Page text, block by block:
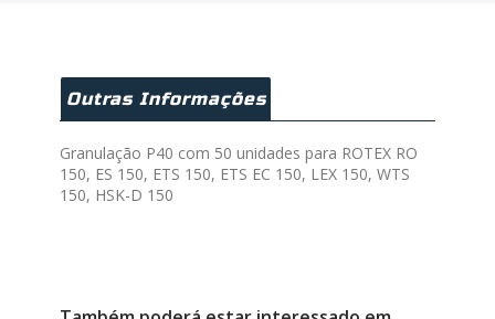
Outras Informações
Granulação P40 com 50 unidades para ROTEX RO
150, ES 150, ETS 150, ETS EC 150, LEX 150, WTS
150, HSK-D 150